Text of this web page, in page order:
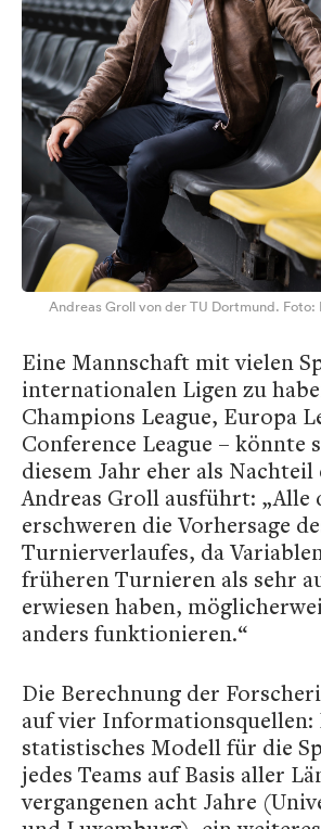
Andreas Groll von der TU Dortmund. Foto:
Eine Mannschaft mit vielen
internationalen Ligen zu
Champions League, Europa
Conference League – könnte
diesem Jahr eher als Nachteil
Andreas Groll ausführt: „Alle
erschweren die Vorhersage
Turnierverlaufes, da
früheren Turnieren als sehr
erwiesen haben,
anders funktionieren.“
Die Berechnung der
auf vier Informationsquellen:
statistisches Modell für die
jedes Teams auf Basis aller
vergangenen acht Jahre